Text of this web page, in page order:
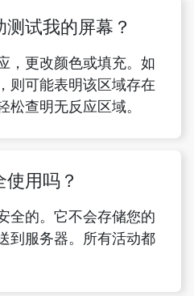
试我的屏幕？
，更改颜色或填充。如
则可能表明该区域存在
松查明无反应区域。
用吗？
全的。它不会存储您的
到服务器。所有活动都